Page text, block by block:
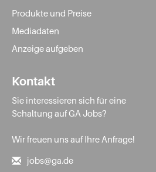
Produkte und Preise
Mediadaten
Anzeige aufgeben
Kontakt
Sie interessieren sich für eine
Schaltung auf GA Jobs?
Wir freuen uns auf Ihre Anfrage!
jobs@ga.de